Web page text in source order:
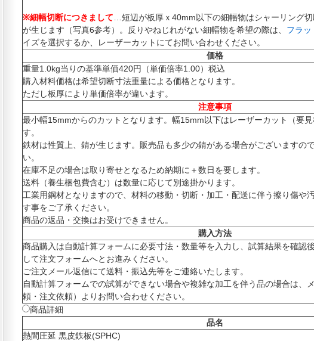
※細幅切断につきまして …短辺が板厚ｘ40mm以下の細幅物はシャーリング
が生じます（写真6参考）。反りやねじれがない細幅物を希望の際は、 フラッ
イズを選択するか、レーザーカットにてお問い合わせください。
価格
重量1.0kg当りの基準単価420円（単価倍率1.00）税込
購入材料価格は希望切断寸法重量による価格となります。
ただし板厚により単価倍率が違います。
注意事項
最小幅15mmからのカットとなります。幅15mm以下はレーザーカット（要
す。
鉄材は性質上、錆が生じます。販売品も多少の錆がある場合がございますの
い。
在庫不足の場合は取り寄せとなるため納期に＋数日を要します。
送料（養生梱包費含む）は数量に応じて別途掛かります。
工業用鋼材となりますので、材料の移動・切断・加工・配送に伴う擦り傷や
す事をご了承ください。
商品の返品・交換はお受けできません。
購入方法
商品購入は自動計算フォームに必要寸法・数量等を入力し、試算結果を確認
して注文フォームへとお進みください。
ご注文メール返信にて送料・振込先等をご連絡いたします。
自動計算フォームでの試算ができない場合や複雑な加工を伴う品の場合は、
頼・注文依頼）よりお問い合わせください。
商品詳細
品名
熱間圧延 黒皮鉄板(SPHC)